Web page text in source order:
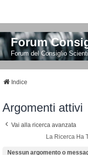
Forum
Forum del Consiglio
Indice
Argomenti attivi
Vai alla ricerca avanzata
La Ricerca Ha
Nessun argomento o